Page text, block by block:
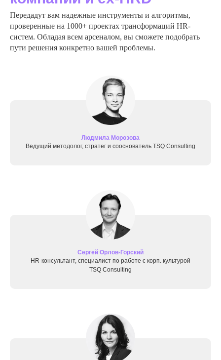
Передадут вам надежные инструменты и алгоритмы,
проверенные на 1000+ проектах трансформаций HR-
систем. Обладая всем арсеналом, вы сможете подобрать
пути решения конкретно вашей проблемы.
Людмила Морозова
Ведущий методолог, стратег и сооснователь TSQ Consulting
Сергей Орлов-Горский
HR-консультант, специалист по работе с корп. культурой
TSQ Consulting